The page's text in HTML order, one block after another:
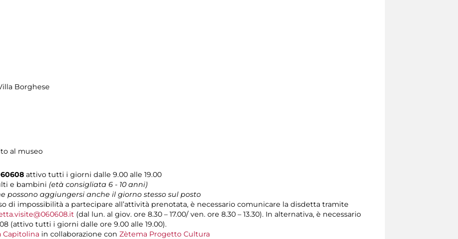
Borghese
al museo
attivo tutti i giorni dalle 9.00 alle 19.00
e bambini (età consigliata 6 - 10 anni)
possono aggiungersi anche il giorno stesso sul posto
di impossibilità a partecipare all’attività prenotata, è necessario comunicare la disdetta tramite
(dal lun. al giov. ore 8.30 – 17.00/ ven. ore 8.30 – 13.30). In alternativa, è necessario
(attivo tutti i giorni dalle ore 9.00 alle 19.00).
Capitolina in collaborazione con Zètema Progetto Cultura